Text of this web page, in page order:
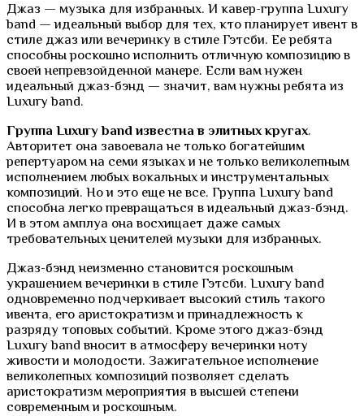
Джаз — музыка для избранных. И кавер-группа Luxury
band — идеальный выбор для тех, кто планирует ивент в
стиле джаз или вечеринку в стиле Гэтсби. Ее ребята
способны роскошно исполнить отличную композицию в
своей непревзойденной манере. Если вам нужен
идеальный джаз-бэнд — значит, вам нужны ребята из
Luxury band.
Группа Luxury band известна в элитных кругах.
Авторитет она завоевала не только богатейшим
репертуаром на семи языках и не только великолепным
исполнением любых вокальных и инструментальных
композиций. Но и это еще не все. Группа Luxury band
способна легко превращаться в идеальный джаз-бэнд.
И в этом амплуа она восхищает даже самых
требовательных ценителей музыки для избранных.
Джаз-бэнд неизменно становится роскошным
украшением вечеринки в стиле Гэтсби. Luxury band
одновременно подчеркивает высокий стиль такого
ивента, его аристократизм и принадлежность к
разряду топовых событий. Кроме этого джаз-бэнд
Luxury band вносит в атмосферу вечеринки ноту
живости и молодости. Зажигательное исполнение
великолепных композиций позволяет сделать
аристократизм мероприятия в высшей степени
современным и роскошным.